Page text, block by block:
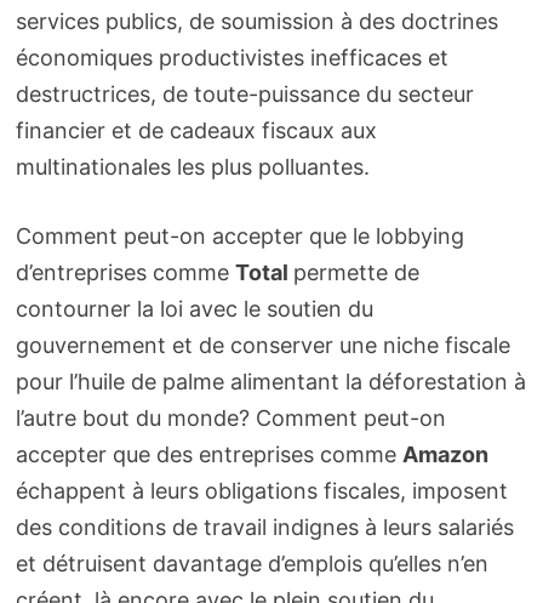
services publics, de soumission à des doctrines
économiques productivistes inefficaces et
destructrices, de toute-puissance du secteur
financier et de cadeaux fiscaux aux
multinationales les plus polluantes.
Comment peut-on accepter que le lobbying
d’entreprises comme Total permette de
contourner la loi avec le soutien du
gouvernement et de conserver une niche fiscale
pour l’huile de palme alimentant la déforestation à
l’autre bout du monde? Comment peut-on
accepter que des entreprises comme Amazon
échappent à leurs obligations fiscales, imposent
des conditions de travail indignes à leurs salariés
et détruisent davantage d’emplois qu’elles n’en